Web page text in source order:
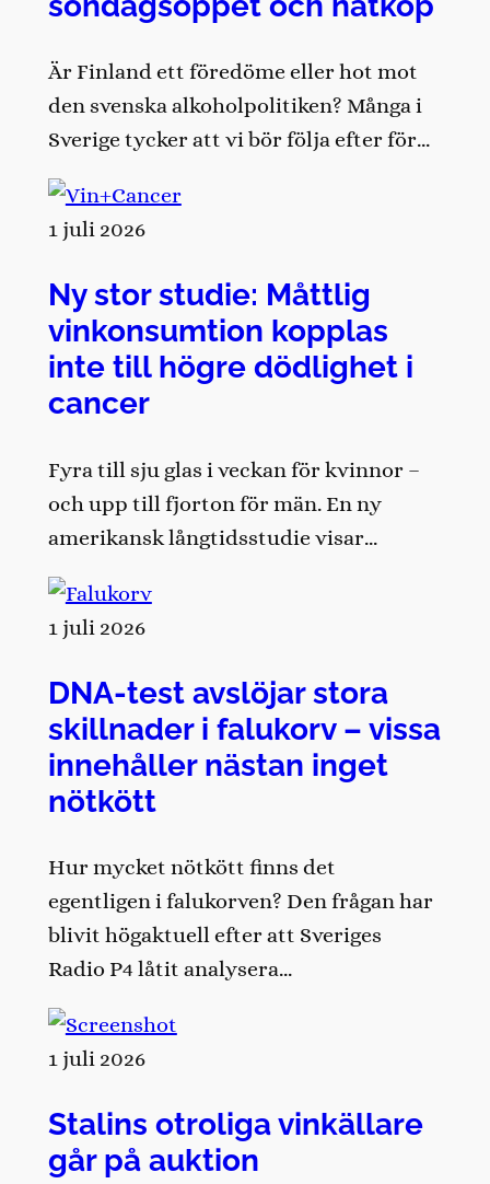
Är Finland ett föredöme eller hot mot
den svenska alkoholpolitiken? Många i
Sverige tycker att vi bör följa efter för…
1 juli 2026
Ny stor studie: Måttlig
vinkonsumtion kopplas
inte till högre dödlighet i
cancer
Fyra till sju glas i veckan för kvinnor –
och upp till fjorton för män. En ny
amerikansk långtidsstudie visar…
1 juli 2026
DNA-test avslöjar stora
skillnader i falukorv – vissa
innehåller nästan inget
nötkött
Hur mycket nötkött finns det
egentligen i falukorven? Den frågan har
blivit högaktuell efter att Sveriges
Radio P4 låtit analysera…
1 juli 2026
Stalins otroliga vinkällare
går på auktion